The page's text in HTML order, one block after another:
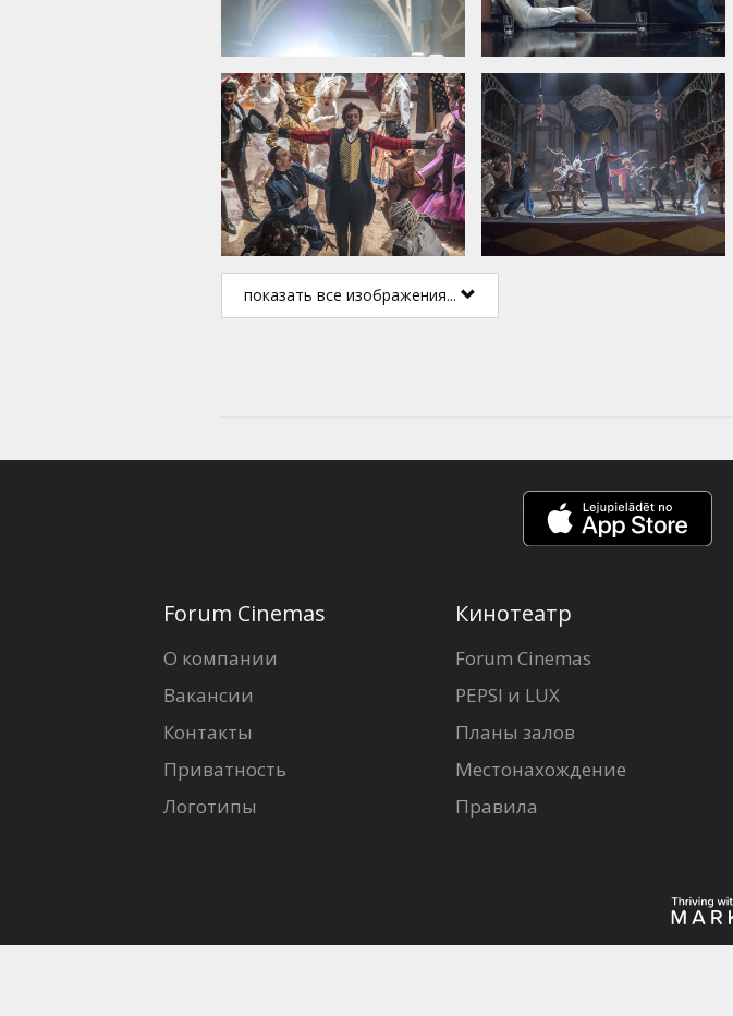
показать все изображения...
Forum Cinemas
О компании
Вакансии
Контакты
Приватность
Логотипы
Кинотеатр
Forum Cinemas
PEPSI и LUX
Планы залов
Местонахождение
Правила